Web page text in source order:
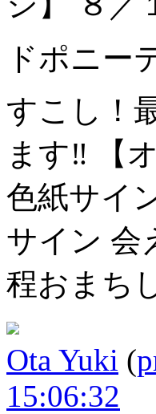
ドポニー
すこし！
ます‼️
【
色紙サイ
サイン 会
程おまち
Ota Yuki (
15:06:32